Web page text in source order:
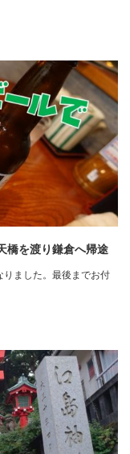
橋を渡り鎌倉へ帰途
ました。最後までお付